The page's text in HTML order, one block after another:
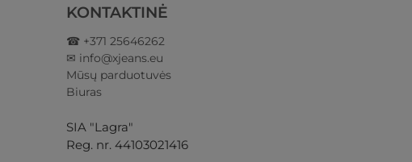
KONTAKTINĖ
☎ +371 25646262
✉ info@xjeans.eu
Mūsų parduotuvės
Biuras
SIA "Lagra"
Reg. nr. 44103021416